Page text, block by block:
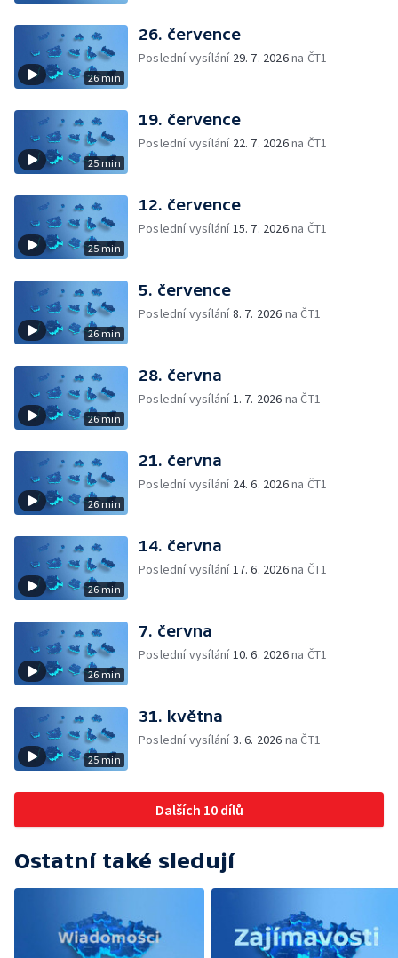
26 min
26. července
Poslední vysílání 29. 7. 2026na ČT1
25 min
19. července
Poslední vysílání 22. 7. 2026na ČT1
25 min
12. července
Poslední vysílání15. 7. 2026na ČT1
26 min
5. července
Poslední vysílání8. 7. 2026 na ČT1
26 min
28. června
Poslední vysílání1. 7. 2026 na ČT1
26 min
21. června
Poslední vysílání 24. 6. 2026na ČT1
26 min
14. června
Poslední vysílání17. 6. 2026na ČT1
26 min
7. června
Poslední vysílání10. 6. 2026na ČT1
25 min
31. května
Poslední vysílání3. 6. 2026 na ČT1
Dalších 10 dílů
Ostatní také sledují